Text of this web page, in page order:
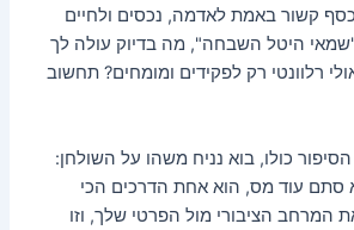
קשור באמת לאדמה, נכסים ולחיים
היטל השבחה", מה בדיוק עולה לך
רלוונטי רק לפקידים ומומחים? תחשוב
כולו, בוא נניח משהו על השולחן:
עוד מס, הוא אחת הדרכים הכי
המרחב הציבורי מול הפרטי שלך, וזו